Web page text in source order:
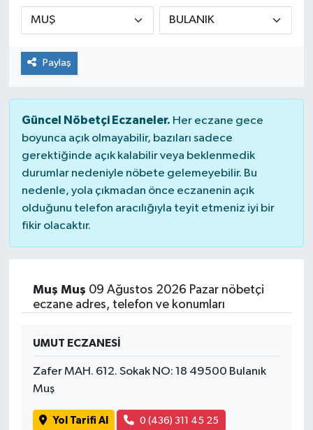
Paylaş
Güncel Nöbetçi Eczaneler. Her eczane gece
boyunca açık olmayabilir, bazıları sadece
gerektiğinde açık kalabilir veya beklenmedik
durumlar nedeniyle nöbete gelemeyebilir. Bu
nedenle, yola çıkmadan önce eczanenin açık
olduğunu telefon aracılığıyla teyit etmeniz iyi bir
fikir olacaktır.
Muş Muş 09 Ağustos 2026 Pazar nöbetçi
eczane adres, telefon ve konumları
UMUT ECZANESİ
Zafer MAH. 612. Sokak NO: 18 49500 Bulanık
Muş
Yol Tarifi Al 0 (436) 311 45 25